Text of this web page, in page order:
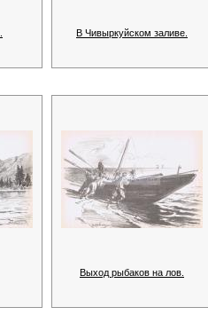
В Чивыркуйском заливе.
Выход рыбаков на лов.